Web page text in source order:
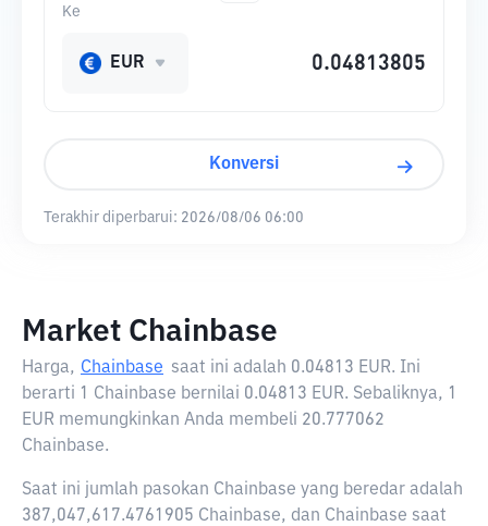
Ke
EUR
Konversi
Terakhir diperbarui: 2026/08/06 06:00
Market Chainbase
Harga, Chainbase saat ini adalah 0.04813 EUR. Ini
berarti 1 Chainbase bernilai 0.04813 EUR. Sebaliknya, 1
EUR memungkinkan Anda membeli 20.777062
Chainbase.
Saat ini jumlah pasokan Chainbase yang beredar adalah
387,047,617.4761905 Chainbase, dan Chainbase saat